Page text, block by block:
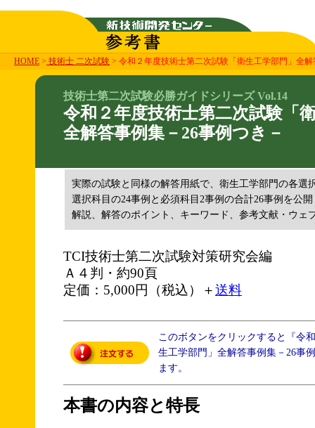
HOME > 技術士 二次試験 > 令和２年度技術士第二次試験「衛生工学部門」全
技術士第二次試験必勝ガイドシリーズ Vol.14
令和２年度技術士第二次試験「
全解答事例集－26事例つき－
実際の試験と同様の解答用紙で、衛生工学部門の各選
選択科目の24事例と必須科目2事例の合計26事例を公開
解説、解答のポイント、キーワード、参考文献・ウェ
TCI技術士第二次試験対策研究会編
Ａ４判・約90頁
定価：5,000円（税込）＋送料
このボタンをクリックすると『令
生工学部門」全解答事例集－26事
ます。
本書の内容と特長